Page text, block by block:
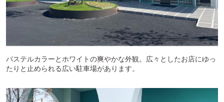
パステルカラーとホワイトの爽やかな外観。広々としたお店にゆっ
たりと止められる広い駐車場があります。